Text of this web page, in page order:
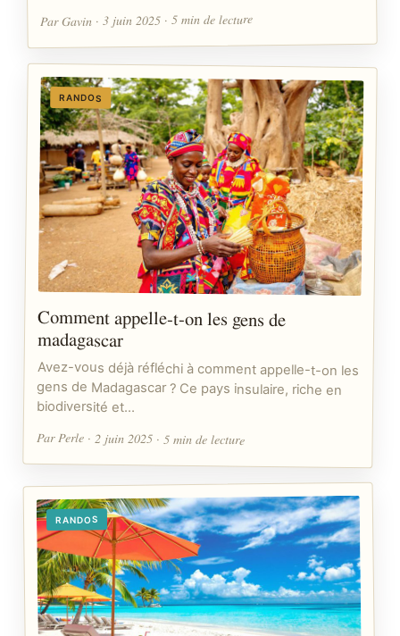
Par Gavin · 3 juin 2025 · 5 min de lecture
RANDOS
Comment appelle-t-on les gens de
madagascar
Avez-vous déjà réfléchi à comment appelle-t-on les
gens de Madagascar ? Ce pays insulaire, riche en
biodiversité et…
Par Perle · 2 juin 2025 · 5 min de lecture
RANDOS